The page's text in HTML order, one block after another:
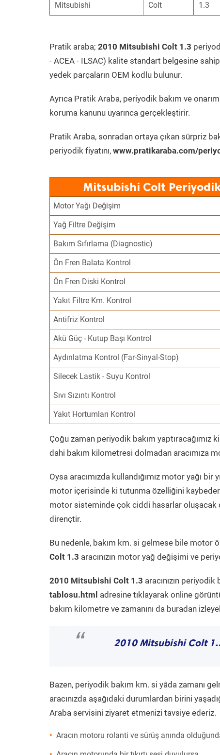
Mitsubishi Colt 1.3
Pratik araba; 2010 Mitsubishi Colt 1.3
- ACEA - ILSAC) kalite standart belgesine
yedek parçaların OEM kodlu bulunur.
Ayrıca Pratik Araba, periyodik bakım ve
koruma kanunu uyarınca gerçekleştirir.
Pratik Araba, sonradan ortaya çıkan sürpriz
periyodik fiyatını, www.pratikaraba.com/
Mitsubishi Colt
Motor Yağı Değişim
Yağ Filtre Değişim
Bakım Sıfırlama (Diagnostic)
Ön Fren Balata Kontrol
Ön Fren Diski Kontrol
Yakıt Filtre Km. Kontrol
Antifriz Kontrol
Akü Güç - Kutup Başı Kontrol
Aydınlatma Kontrol (Far-Sinyal-Stop)
Silecek Lastik - Suyu Kontrol
Sıvı Sızıntı Kontrol
Yakıt Hortumları Kontrol
Çoğu zaman periyodik bakım
dahi bakım kilometresi dolmadan aracımıza
Oysa aracımızda kullandığımız motor yağı
motor içerisinde ki tutunma özelliğini
motor sisteminde çok ciddi hasarlar oluşacak
dirençtir.
Bu nedenle, bakım km. si gelmese bile motor
Colt 1.3 aracınızın motor yağ değişimi ve
2010 Mitsubishi Colt 1.3 aracınızın
tablosu.html adresine tıklayarak online
bakım kilometre ve zamanını da buradan
“ 2010 Mitsubishi Colt
Bazen, periyodik bakım km. si yâda zamanı
aracınızda aşağıdaki durumlardan birini
Araba servisini ziyaret etmenizi tavsiye ederiz.
Aracın motoru rolanti ve sürüş anında